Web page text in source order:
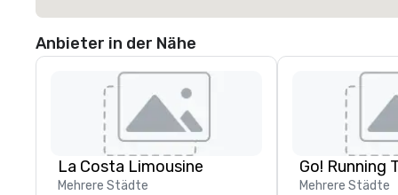
Anbieter in der Nähe
La Costa Limousine
Mehrere Städte
Go! Running
Mehrere Städte